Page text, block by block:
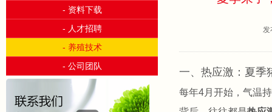
- 资料下载
- 人才招聘
- 养殖技术
- 公司团队
一、热应激：夏季
每年4月开始，气温